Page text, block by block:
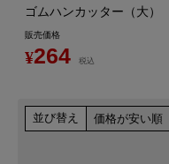
ゴムハンカッター（大）
販売価格
¥264 税込
並び替え 価格が安い順